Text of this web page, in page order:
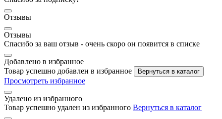
Отзывы
Отзывы
Спасибо за ваш отзыв - очень скоро он появится в списке
Добавлено в избранное
Товар успешно добавлен в избранное
Вернуться в каталог
Просмотреть избранное
Удалено из избранного
Товар успешно удален из избранного Вернуться в каталог